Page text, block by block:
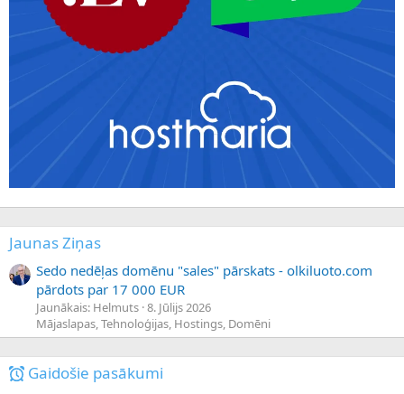
Jaunas Ziņas
Sedo nedēļas domēnu "sales" pārskats - olkiluoto.com
pārdots par 17 000 EUR
Jaunākais: Helmuts 8. Jūlijs 2026
Mājaslapas, Tehnoloģijas, Hostings, Domēni
Gaidošie pasākumi